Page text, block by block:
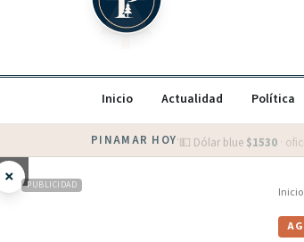
Inicio Actualidad Política
PINAMAR HOY·💵 Dólar blue $1530 ·
× PUBLICIDAD Inicio